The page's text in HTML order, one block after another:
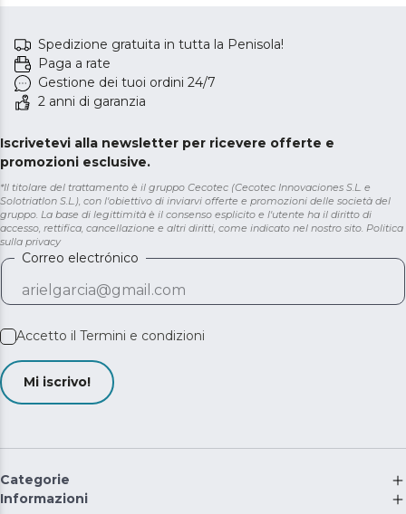
Spedizione gratuita in tutta la Penisola!
Paga a rate
Gestione dei tuoi ordini 24/7
2 anni di garanzia
Iscrivetevi alla newsletter per ricevere offerte e
promozioni esclusive.
*Il titolare del trattamento è il gruppo Cecotec (Cecotec Innovaciones S.L. e
Solotriatlon S.L.), con l'obiettivo di inviarvi offerte e promozioni delle società del
gruppo. La base di legittimità è il consenso esplicito e l'utente ha il diritto di
accesso, rettifica, cancellazione e altri diritti, come indicato nel nostro sito. Politica
sulla privacy
Correo electrónico
Accetto il Termini e condizioni
Mi iscrivo!
Categorie
Informazioni